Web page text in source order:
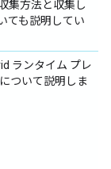
集方法と収集し
ても説明してい
ランタイム プレ
ついて説明しま